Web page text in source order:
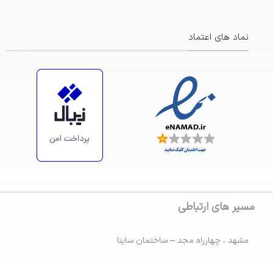
https://maps.app.goo.gl/ZsiRScJCRFa3BBBp7
نماد های اعتماد
مسیر های ارتباطی
مشهد ، چهارراه مجد – ساختمان ساینا